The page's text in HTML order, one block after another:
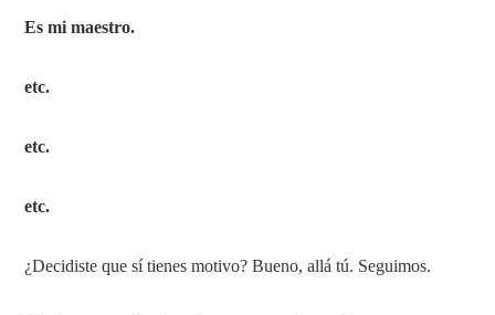
Es mi maestro.
etc.
etc.
etc.
¿Decidiste que sí tienes motivo? Bueno, allá tú. Seguimos.